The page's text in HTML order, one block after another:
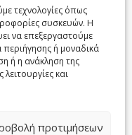
τεχνολογίες όπως
συσκευών. Η
να επεξεργαστούμε
ή μοναδικά
ή η ανάκληση της
και
προτιμήσεων